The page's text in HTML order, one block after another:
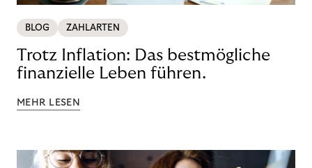
BLOG ZAHLARTEN
Trotz Inflation: Das bestmögliche
finanzielle Leben führen.
MEHR LESEN